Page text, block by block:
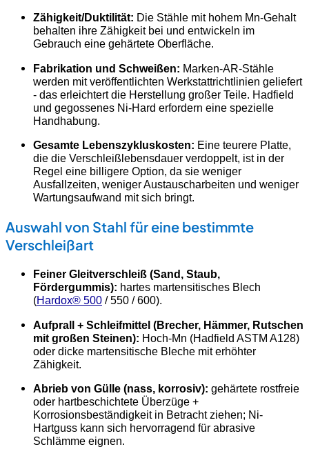
Zähigkeit/Duktilität: Die Stähle mit hohem Mn-Gehalt
behalten ihre Zähigkeit bei und entwickeln im
Gebrauch eine gehärtete Oberfläche.
Fabrikation und Schweißen: Marken-AR-Stähle
werden mit veröffentlichten Werkstattrichtlinien geliefert
- das erleichtert die Herstellung großer Teile. Hadfield
und gegossenes Ni-Hard erfordern eine spezielle
Handhabung.
Gesamte Lebenszykluskosten: Eine teurere Platte,
die die Verschleißlebensdauer verdoppelt, ist in der
Regel eine billigere Option, da sie weniger
Ausfallzeiten, weniger Austauscharbeiten und weniger
Wartungsaufwand mit sich bringt.
Auswahl von Stahl für eine bestimmte
Verschleißart
Feiner Gleitverschleiß (Sand, Staub,
Fördergummis): hartes martensitisches Blech
(Hardox® 500 / 550 / 600).
Aufprall + Schleifmittel (Brecher, Hämmer, Rutschen
mit großen Steinen): Hoch-Mn (Hadfield ASTM A128)
oder dicke martensitische Bleche mit erhöhter
Zähigkeit.
Abrieb von Gülle (nass, korrosiv): gehärtete rostfreie
oder hartbeschichtete Überzüge +
Korrosionsbeständigkeit in Betracht ziehen; Ni-
Hartguss kann sich hervorragend für abrasive
Schlämme eignen.